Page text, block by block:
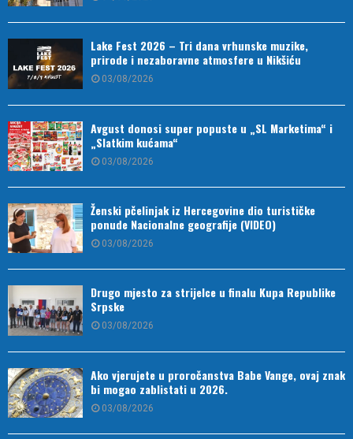
Lake Fest 2026 – Tri dana vrhunske muzike,
prirode i nezaboravne atmosfere u Nikšiću
03/08/2026
Avgust donosi super popuste u „SL Marketima“ i
„Slatkim kućama“
03/08/2026
Ženski pčelinjak iz Hercegovine dio turističke
ponude Nacionalne geografije (VIDEO)
03/08/2026
Drugo mjesto za strijelce u finalu Kupa Republike
Srpske
03/08/2026
Ako vjerujete u proročanstva Babe Vange, ovaj znak
bi mogao zablistati u 2026.
03/08/2026